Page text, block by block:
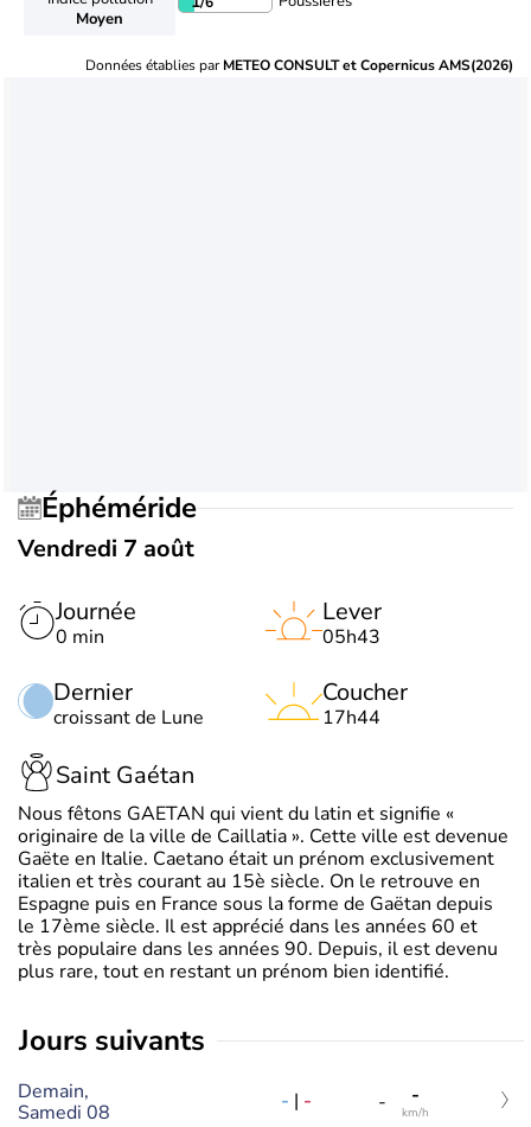
Moyen
Données établies parMETEO CONSULT et Copernicus AMS(2026)
Éphéméride
Vendredi 7 août
Journée
0 min
Dernier
croissant de Lune
Lever
05h43
Coucher
17h44
Saint Gaétan
Nous fêtons GAETAN qui vient du latin et signifie «
originaire de la ville de Caillatia ». Cette ville est devenue
Gaëte en Italie. Caetano était un prénom exclusivement
italien et très courant au 15è siècle. On le retrouve en
Espagne puis en France sous la forme de Gaëtan depuis
le 17ème siècle. Il est apprécié dans les années 60 et
très populaire dans les années 90. Depuis, il est devenu
plus rare, tout en restant un prénom bien identifié.
jours suivants
Demain,
Samedi 08
- | - - -
km/h